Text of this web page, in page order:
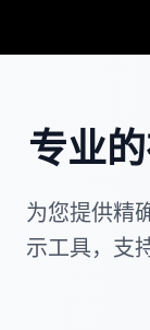
专业
为您提供精
示工具，支